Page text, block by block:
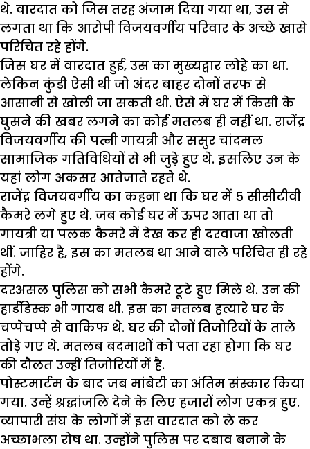
थे. वारदात को जिस तरह अंजाम दिया गया था, उस से
लगता था कि आरोपी विजयवर्गीय परिवार के अच्छे खासे
परिचित रहे होंगे.
जिस घर में वारदात हुई, उस का मुख्यद्वार लोहे का था.
लेकिन कुंडी ऐसी थी जो अंदर बाहर दोनों तरफ से
आसानी से खोली जा सकती थी. ऐसे में घर में किसी के
घुसने की खबर लगने का कोई मतलब ही नहीं था. राजेंद्र
विजयवर्गीय की पत्नी गायत्री और ससुर चांदमल
सामाजिक गतिविधियों से भी जुड़े हुए थे. इसलिए उन के
यहां लोग अकसर आतेजाते रहते थे.
राजेंद्र विजयवर्गीय का कहना था कि घर में 5 सीसीटीवी
कैमरे लगे हुए थे. जब कोई घर में ऊपर आता था तो
गायत्री या पलक कैमरे में देख कर ही दरवाजा खोलती
थीं. जाहिर है, इस का मतलब था आने वाले परिचित ही रहे
होंगे.
दरअसल पुलिस को सभी कैमरे टूटे हुए मिले थे. उन की
हार्डडिस्क भी गायब थी. इस का मतलब हत्यारे घर के
चप्पेचप्पे से वाकिफ थे. घर की दोनों तिजोरियों के ताले
तोड़े गए थे. मतलब बदमाशों को पता रहा होगा कि घर
की दौलत उन्हीं तिजोरियों में है.
पोस्टमार्टम के बाद जब मांबेटी का अंतिम संस्कार किया
गया. उन्हें श्रद्धांजलि देने के लिए हजारों लोग एकत्र हुए.
व्यापारी संघ के लोगों में इस वारदात को ले कर
अच्छाभला रोष था. उन्होंने पुलिस पर दबाव बनाने के